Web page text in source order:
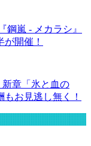
鋼嵐 - メカラシ』
開催！
新章「氷と血の
お見逃し無く！